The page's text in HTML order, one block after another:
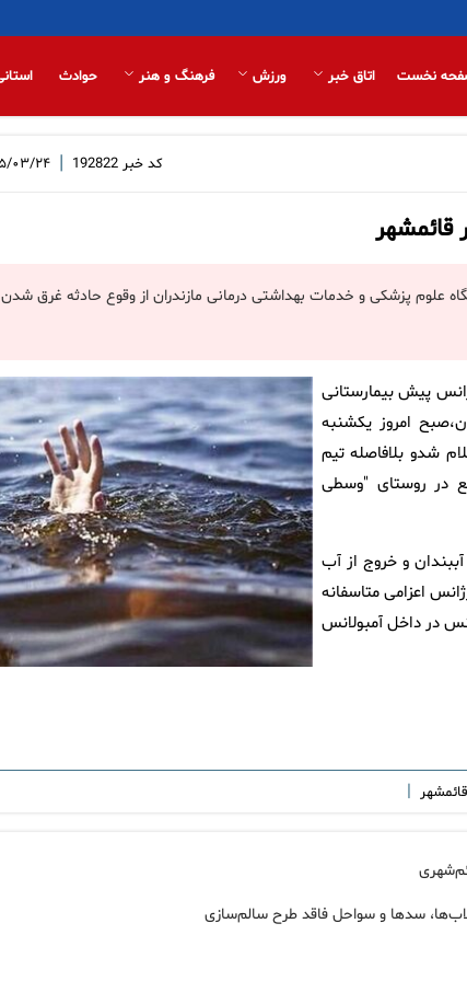
نخست اتاق خبر ورزش فرهنگ و هنر حوادث
کد خبر 192822
| ۱۴۰۵/۰۳/۲۴
قائمشهر
علوم پزشکی و خدمات بهداشتی درمانی مازندران از وقوع حادثه غرق
پیش بیمارستانی
امروز یکشنبه
شدو بلافاصله تیم
در روستای "وسطی
شدن در آببندان و خروج از آب
اعزامی متاسفانه
در داخل آمبولانس
قائمشهر |
سدها و سواحل فاقد طرح سالم‌سازی